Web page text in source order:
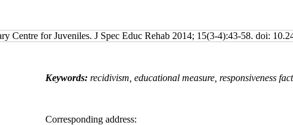
for Juveniles. J Spec Educ Rehab 2014; 15(3-4):43-58. doi:
Keywords: recidivism, educational measure, responsiveness
Corresponding address: